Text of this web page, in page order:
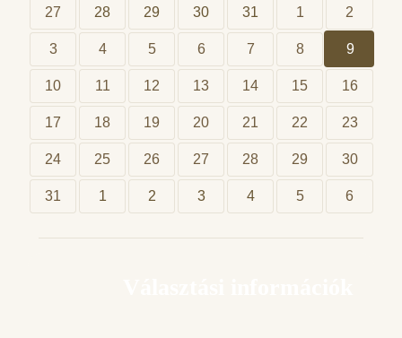
27 28 29 30 31 1 2
3 4 5 6 7 8 9
10 11 12 13 14 15 16
17 18 19 20 21 22 23
24 25 26 27 28 29 30
31 1 2 3 4 5 6